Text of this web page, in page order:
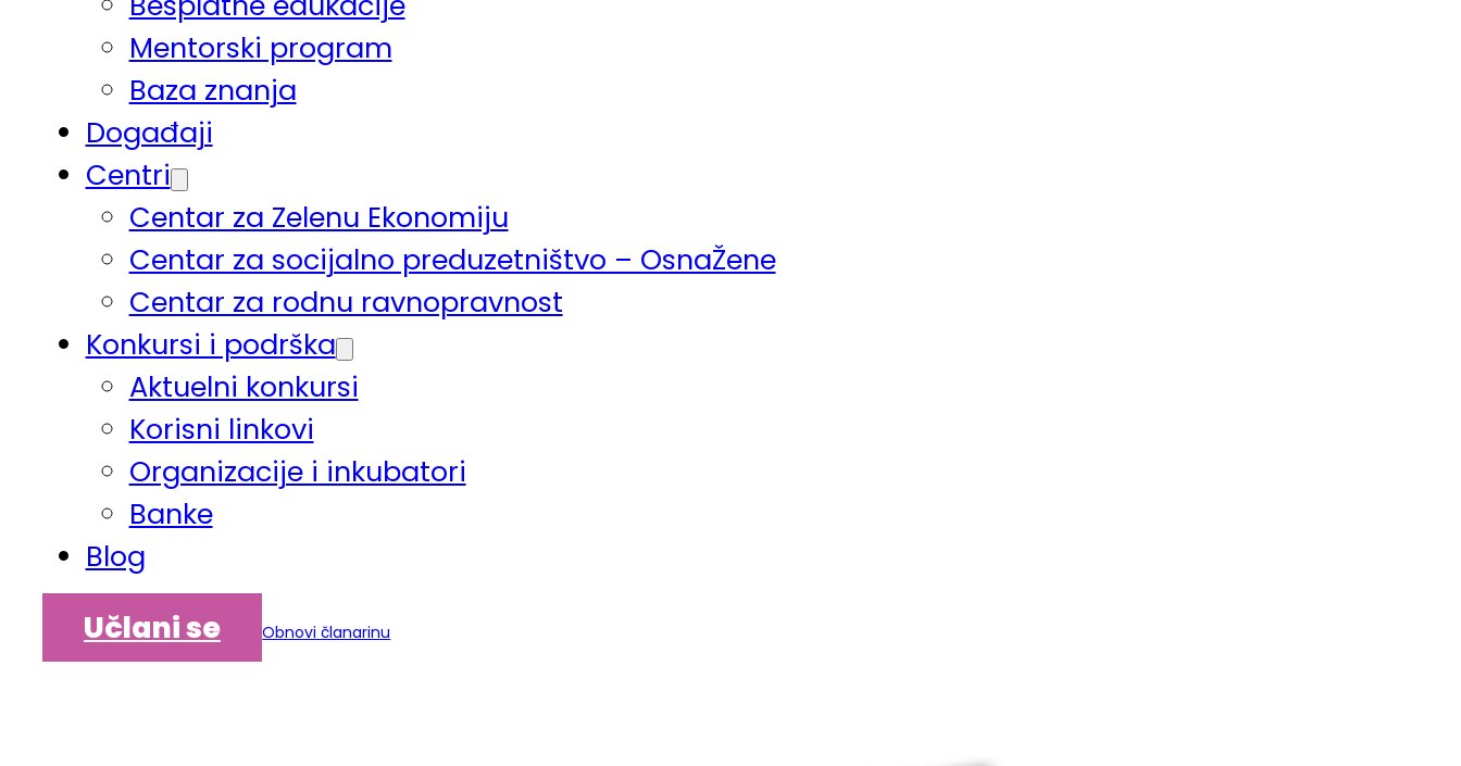
Mentorski program
Baza znanja
Događaji
Centri
Centar za Zelenu Ekonomiju
Centar za socijalno preduzetništvo – OsnaŽene
Centar za rodnu ravnopravnost
Konkursi i podrška
Aktuelni konkursi
Korisni linkovi
Organizacije i inkubatori
Banke
Blog
Učlani se Obnovi članarinu